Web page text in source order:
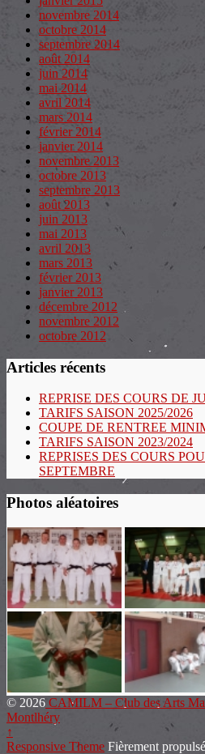
novembre 2014
octobre 2014
septembre 2014
août 2014
juin 2014
mai 2014
avril 2014
mars 2014
février 2014
janvier 2014
novembre 2013
octobre 2013
septembre 2013
août 2013
juin 2013
mai 2013
avril 2013
mars 2013
février 2013
janvier 2013
décembre 2012
novembre 2012
octobre 2012
Articles récents
REPRISE DES COURS DE
TARIFS SAISON 2025/2026
COUPE DE RENTREE
TARIFS SAISON 2023/2024
REPRISES DES COURS
SEPTEMBRE
Photos aléatoires
© 2026 CAMILM – Club des Arts
Montlhéry
↑
Responsive Theme Fièrement